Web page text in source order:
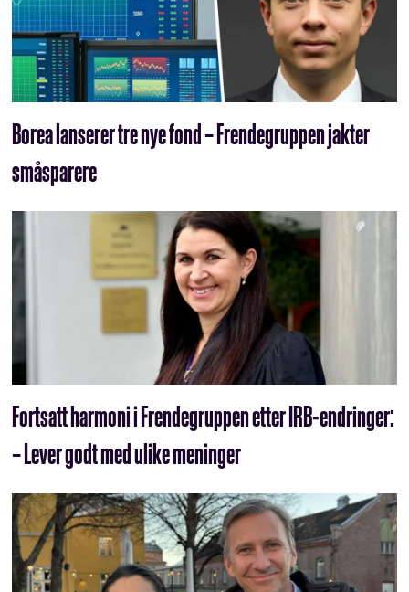
Borea lanserer tre nye fond – Frendegruppen jakter
småsparere
Fortsatt harmoni i Frendegruppen etter IRB-endringer:
– Lever godt med ulike meninger